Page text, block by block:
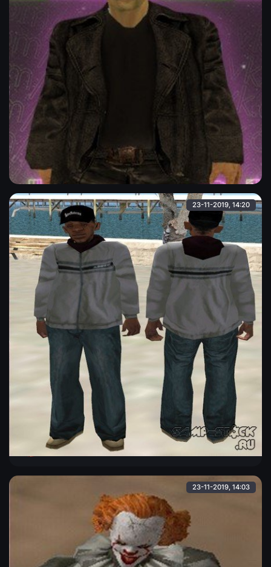
Нео из матрицы ( рофл )
Тот самый "Нео" в своей типичной одежде и чёрных очках из
трилогии "Матрица", модель в очень высоком качестве.
23-11-2019, 14:20
bbthin-maccer ( гибрид, рофл )
Гибрид "Мэкера" и "Большого Медведя", вернее "Большой
медведь" в одежде "Мэкера". Смотрится нелепо, но
Admin
23-11-2019, 14:03